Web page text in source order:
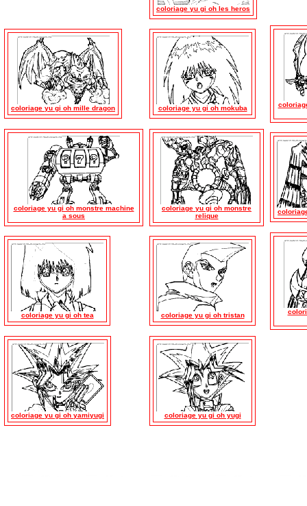
coloriage yu gi oh les heros
coloriage yu gi oh mille dragon coloriage yu gi oh mokuba
coloriage yu gi oh monstre machine
a sous
coloriage yu gi oh monstre
relique
coloriage yu gi oh tea coloriage yu gi oh tristan
coloriage yu gi oh yamiyugi coloriage yu gi oh yugi